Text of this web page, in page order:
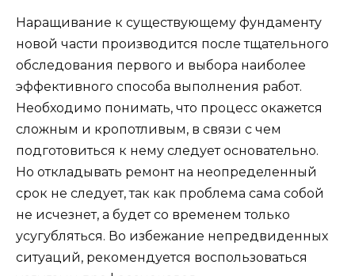
Наращивание к существующему фундаменту
новой части производится после тщательного
обследования первого и выбора наиболее
эффективного способа выполнения работ.
Необходимо понимать, что процесс окажется
сложным и кропотливым, в связи с чем
подготовиться к нему следует основательно.
Но откладывать ремонт на неопределенный
срок не следует, так как проблема сама собой
не исчезнет, а будет со временем только
усугубляться. Во избежание непредвиденных
ситуаций, рекомендуется воспользоваться